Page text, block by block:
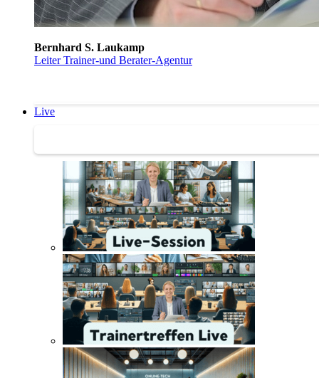
Bernhard S. Laukamp
Leiter Trainer-und Berater-Agentur
Live